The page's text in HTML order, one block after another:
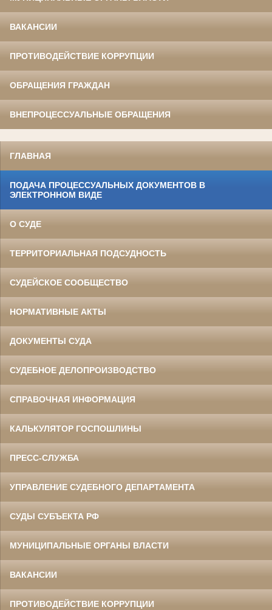
ВАКАНСИИ
ПРОТИВОДЕЙСТВИЕ КОРРУПЦИИ
ОБРАЩЕНИЯ ГРАЖДАН
ВНЕПРОЦЕССУАЛЬНЫЕ ОБРАЩЕНИЯ
ГЛАВНАЯ
ПОДАЧА ПРОЦЕССУАЛЬНЫХ ДОКУМЕНТОВ В
ЭЛЕКТРОННОМ ВИДЕ
О СУДЕ
ТЕРРИТОРИАЛЬНАЯ ПОДСУДНОСТЬ
СУДЕЙСКОЕ СООБЩЕСТВО
НОРМАТИВНЫЕ АКТЫ
ДОКУМЕНТЫ СУДА
СУДЕБНОЕ ДЕЛОПРОИЗВОДСТВО
СПРАВОЧНАЯ ИНФОРМАЦИЯ
КАЛЬКУЛЯТОР ГОСПОШЛИНЫ
ПРЕСС-СЛУЖБА
УПРАВЛЕНИЕ СУДЕБНОГО ДЕПАРТАМЕНТА
СУДЫ СУБЪЕКТА РФ
МУНИЦИПАЛЬНЫЕ ОРГАНЫ ВЛАСТИ
ВАКАНСИИ
ПРОТИВОДЕЙСТВИЕ КОРРУПЦИИ